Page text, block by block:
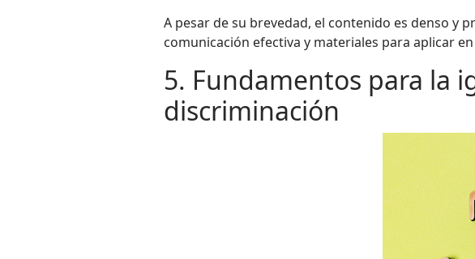
A pesar de su brevedad, el contenido es denso y
comunicación efectiva y materiales para aplicar
5. Fundamentos para la
discriminación